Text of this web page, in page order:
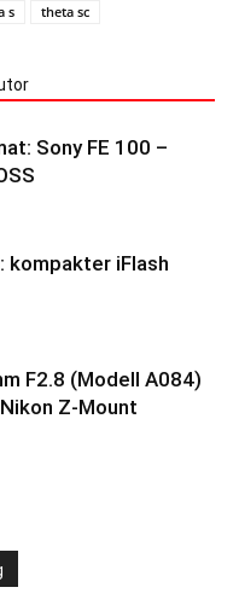
s theta sc
Sony FE 100 –
kompakter iFlash
F2.8 (Modell A084)
Z-Mount